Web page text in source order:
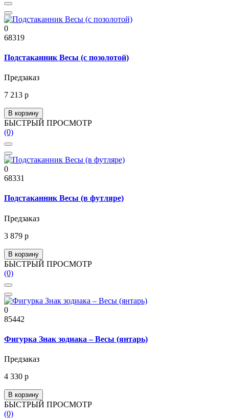
0
68319
Подстаканник Весы (с позолотой)
Предзаказ
7 213 р
В корзину
БЫСТРЫЙ ПРОСМОТР
(0)
0
68331
Подстаканник Весы (в футляре)
Предзаказ
3 879 р
В корзину
БЫСТРЫЙ ПРОСМОТР
(0)
0
85442
Фигурка Знак зодиака – Весы (янтарь)
Предзаказ
4 330 р
В корзину
БЫСТРЫЙ ПРОСМОТР
(0)